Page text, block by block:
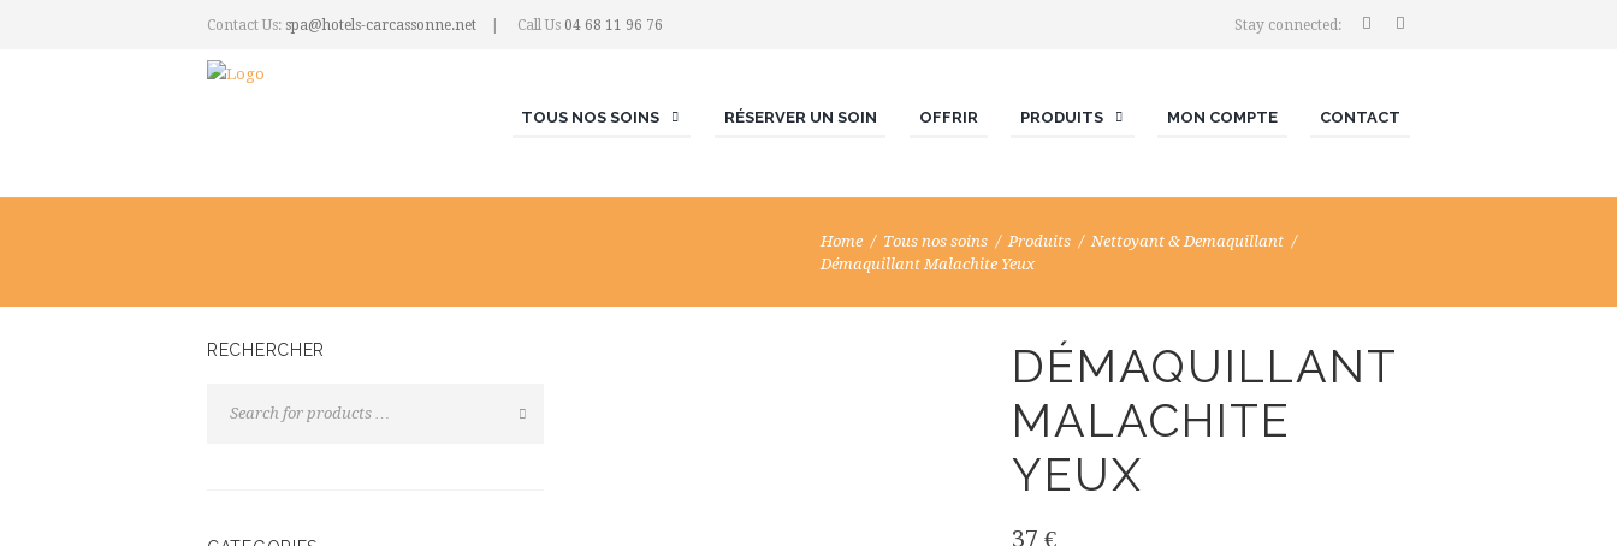
Contact Us: spa@hotels-carcassonne.net Call Us 04 68 11 96 76 Stay connected:
TOUS NOS SOINS RÉSERVER UN SOIN OFFRIR PRODUITS MON COMPTE CONTACT
Home Tous nos soins Produits
Nettoyant & Demaquillant
Démaquillant Malachite Yeux
DÉMAQUILLANT
MALACHITE
YEUX
37 €
RECHERCHER